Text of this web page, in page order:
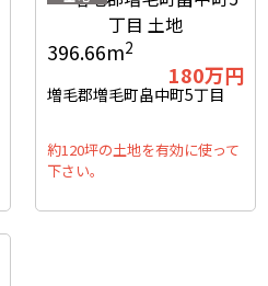
396.66m2
180万円
増毛郡増毛町畠中町5丁目
約120坪の土地を有効に使って
下さい。